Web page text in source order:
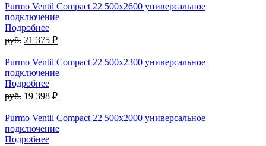
Purmo Ventil Compact 22 500х2600 универсальное
подключение
Подробнее
руб. 21 375 ₽
Purmo Ventil Compact 22 500х2300 универсальное
подключение
Подробнее
руб. 19 398 ₽
Purmo Ventil Compact 22 500х2000 универсальное
подключение
Подробнее